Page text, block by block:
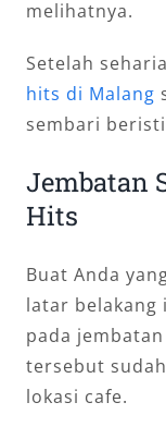
melihatnya.
Setelah
hits di Malang
sembari
Jembatan
Hits
Buat Anda
latar belakang
pada
tersebut
lokasi cafe.